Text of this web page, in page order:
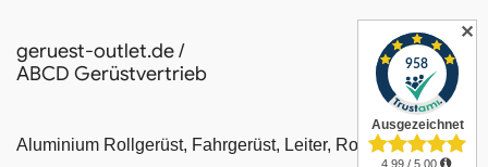
geruest-outlet.de /
ABCD Gerüstvertrieb
Aluminium Rollgerüst, Fahrgerüst, Leiter, Rollrüstung
✕